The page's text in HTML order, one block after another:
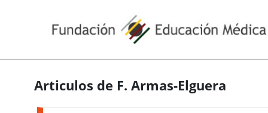
Articulos de F. Armas-Elguera